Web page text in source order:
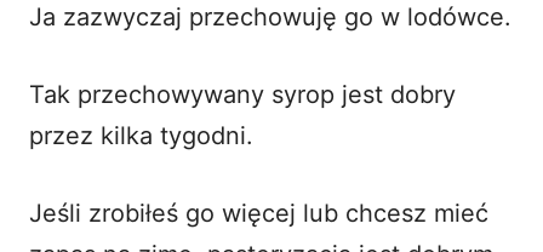
Ja zazwyczaj przechowuję go w lodówce.
Tak przechowywany syrop jest dobry
przez kilka tygodni.
Jeśli zrobiłeś go więcej lub chcesz mieć